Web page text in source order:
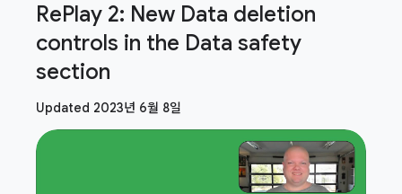
RePlay 2: New Data deletion
controls in the Data safety
section
Updated 2023년 6월 8일